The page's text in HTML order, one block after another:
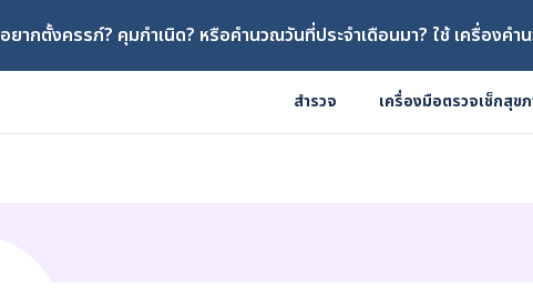
อยากตั้งครรภ์? คุมกำเนิด? หรือคำนวณวันที่ประจำเดือนมา? ใช้ เครื่องคำ
สำรวจ เครื่องมือตรวจเช็กสุข